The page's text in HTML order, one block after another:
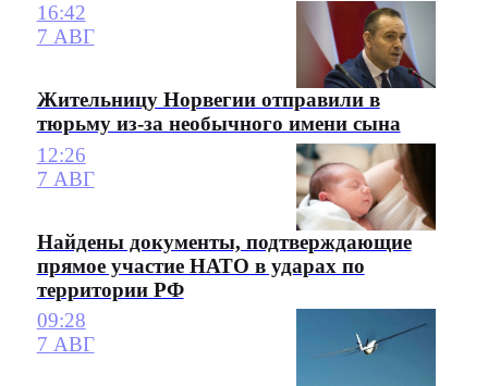
16:42
7 АВГ
Жительницу Норвегии отправили в
тюрьму из-за необычного имени сына
12:26
7 АВГ
Найдены документы, подтверждающие
прямое участие НАТО в ударах по
территории РФ
09:28
7 АВГ